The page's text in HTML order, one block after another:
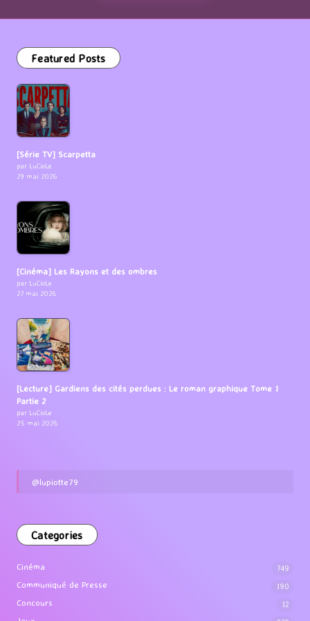
Featured Posts
[Série TV] Scarpetta
par LuCioLe
29 mai 2026
[Cinéma] Les Rayons et des ombres
par LuCioLe
27 mai 2026
[Lecture] Gardiens des cités perdues : Le roman graphique Tome 1
Partie 2
par LuCioLe
25 mai 2026
@lupiotte79
Categories
Cinéma 749
Communiqué de Presse 190
Concours 12